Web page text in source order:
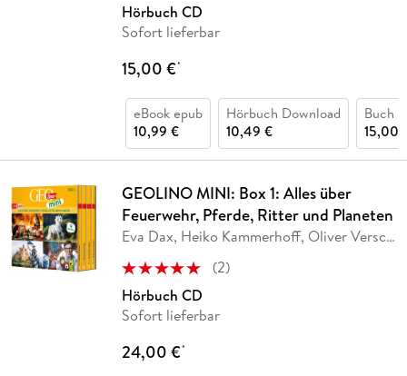
Hörbuch CD
Sofort lieferbar
15,00 €*
eBook epub
10,99 €
Hörbuch Download
10,49 €
Buch
15,00
GEOLINO MINI: Box 1: Alles über
Feuerwehr, Pferde, Ritter und Planeten
Eva Dax, Heiko Kammerhoff, Oliver Versch,
(2)
Hörbuch CD
Sofort lieferbar
24,00 €*